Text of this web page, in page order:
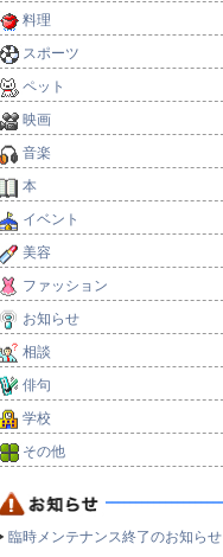
料理
スポーツ
ペット
映画
音楽
本
イベント
美容
ファッション
お知らせ
相談
俳句
学校
その他
臨時メンテナンス終了のお知らせ